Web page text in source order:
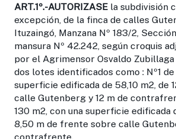
ART.1º.-AUTORIZASE la subdivisión
excepción, de la finca de calles
Ituzaingó, Manzana Nº 183/2,
mansura Nº 42.242, según croquis
por el Agrimensor Osvaldo
dos lotes identificados como : Nº1 de
superficie edificada de 58,10 m2, de
calle Gutenberg y 12 m de
130 m2, con una superficie edificada
8,50 m de frente sobre calle
contrafrente.